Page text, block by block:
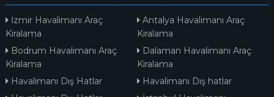
İzmir Havalimanı Araç
Kiralama
Antalya Havalimanı Araç
Kiralama
Bodrum Havalimanı Araç
Kiralama
Dalaman Havalimanı Araç
Kiralama
Havalimanı Dış Hatlar
Havalimanı Dış hatlar